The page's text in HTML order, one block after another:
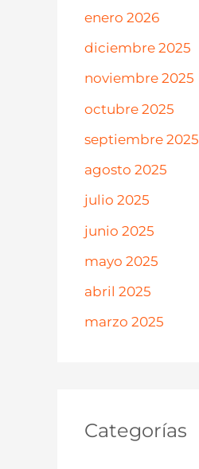
enero 2026
diciembre 2025
noviembre 2025
octubre 2025
septiembre 2025
agosto 2025
julio 2025
junio 2025
mayo 2025
abril 2025
marzo 2025
Categorías